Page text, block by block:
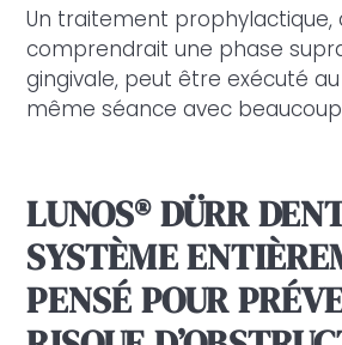
Un traitement prophylactique,
comprendrait une phase
gingivale, peut être exécuté au
même séance avec
LUNOS®DÜRR
SYSTÈME
PENSÉ POUR